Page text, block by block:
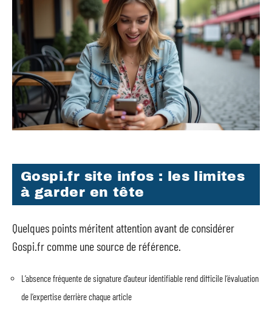
Gospi.fr site infos : les limites
à garder en tête
Quelques points méritent attention avant de considérer
Gospi.fr comme une source de référence.
L’absence fréquente de signature d’auteur identifiable rend difficile l’évaluation
de l’expertise derrière chaque article